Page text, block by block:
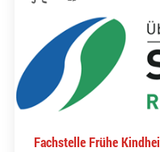
Fachstelle Frühe